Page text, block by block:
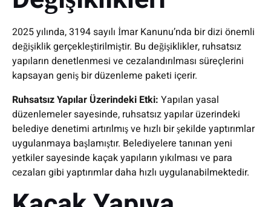
2025 yılında, 3194 sayılı İmar Kanunu’nda bir dizi önemli
değişiklik gerçekleştirilmiştir. Bu değişiklikler, ruhsatsız
yapıların denetlenmesi ve cezalandırılması süreçlerini
kapsayan geniş bir düzenleme paketi içerir.
Ruhsatsız Yapılar Üzerindeki Etki: Yapılan yasal
düzenlemeler sayesinde, ruhsatsız yapılar üzerindeki
belediye denetimi artırılmış ve hızlı bir şekilde yaptırımlar
uygulanmaya başlamıştır. Belediyelere tanınan yeni
yetkiler sayesinde kaçak yapıların yıkılması ve para
cezaları gibi yaptırımlar daha hızlı uygulanabilmektedir.